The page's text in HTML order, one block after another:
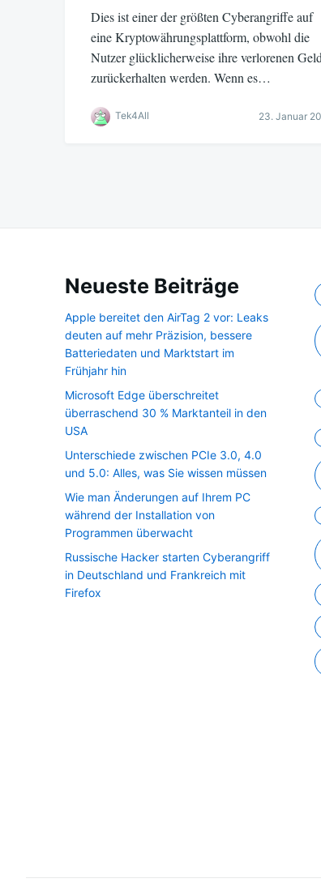
Dies ist einer der größten Cyberangriffe auf
eine Kryptowährungsplattform, obwohl die
Nutzer glücklicherweise ihre verlorenen
zurückerhalten werden. Wenn es…
Tek4All 23. Januar
Neueste Beiträge
Apple bereitet den AirTag 2 vor: Leaks
deuten auf mehr Präzision, bessere
Batteriedaten und Marktstart im
Frühjahr hin
Microsoft Edge überschreitet
überraschend 30 % Marktanteil in den
USA
Unterschiede zwischen PCIe 3.0, 4.0
und 5.0: Alles, was Sie wissen müssen
Wie man Änderungen auf Ihrem PC
während der Installation von
Programmen überwacht
Russische Hacker starten Cyberangriff
in Deutschland und Frankreich mit
Firefox